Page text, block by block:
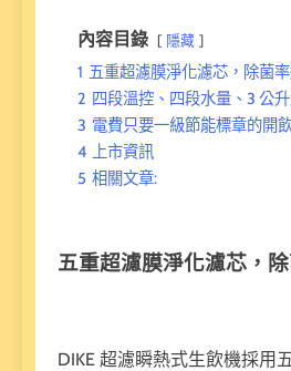
內容目錄 隱藏
1 五重超濾膜淨化濾芯，除菌
2 四段溫控、四段水量、3 公
3 電費只要一級節能標章的開
4
上市資訊
5 相關文章:
五重超濾膜淨化濾芯，
DIKE 超濾瞬熱式生飲機採用